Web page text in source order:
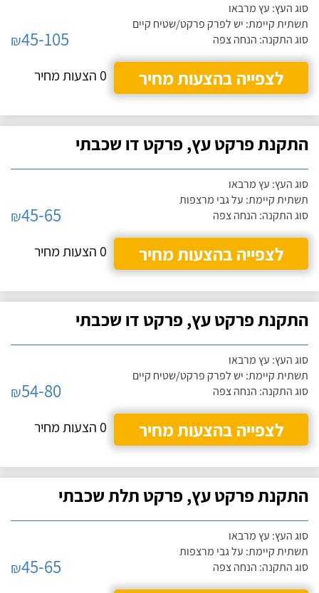
סוג העץ: עץ מרבאו
תשתית קיימת: יש לפרק פרקט/שטיח קיים
סוג התקנה: הנחה צפה
₪45-105
לצפייה בהצעות מחיר
0 הצעות מחיר
התקנת פרקט עץ, פרקט דו שכבתי
סוג העץ: עץ מרבאו
תשתית קיימת: על גבי מרצפות
סוג התקנה: הנחה צפה
₪45-65
לצפייה בהצעות מחיר
0 הצעות מחיר
התקנת פרקט עץ, פרקט דו שכבתי
סוג העץ: עץ מרבאו
תשתית קיימת: יש לפרק פרקט/שטיח קיים
סוג התקנה: הנחה צפה
₪54-80
לצפייה בהצעות מחיר
0 הצעות מחיר
התקנת פרקט עץ, פרקט תלת שכבתי
סוג העץ: עץ מרבאו
תשתית קיימת: על גבי מרצפות
סוג התקנה: הנחה צפה
₪45-65